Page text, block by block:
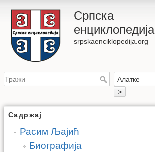
Српска
енциклопедија
srpskaenciklopedija.org
>
Садржај
Расим Љајић
Биографија